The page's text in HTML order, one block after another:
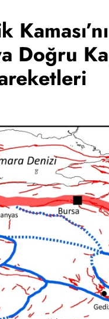
Doğru